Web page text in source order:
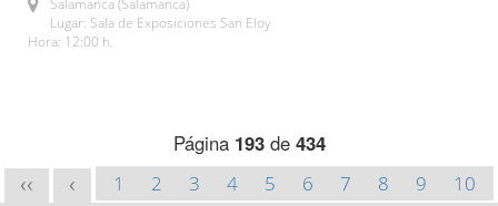
Salamanca (Salamanca)
Lugar: Sala de Exposiciones San Eloy
Hora: 12:00 h.
Página 193de 434
<< < 1 2 3 4 5 6 7 8 9
10